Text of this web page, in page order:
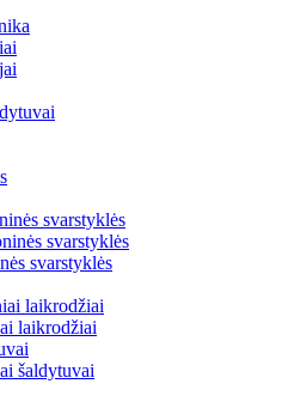
svarstyklės
svarstyklės
svarstyklės
laikrodžiai
laikrodžiai
šaldytuvai